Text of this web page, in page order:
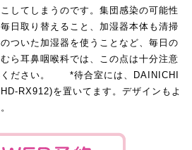
してしまうのです。集団感染の可能性
日取り替えること、加湿器本体も清掃
ついた加湿器を使うことなど、毎日の
ら耳鼻咽喉科では、この点は十分注意
ください。 *待合室には、DAINICHI
RX912)を置いてます。デザインもよ